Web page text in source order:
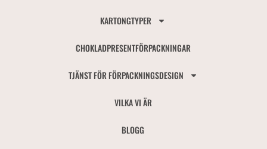
KARTONGTYPER
CHOKLADPRESENTFÖRPACKNINGAR
TJÄNST FÖR FÖRPACKNINGSDESIGN
VILKA VI ÄR
BLOGG